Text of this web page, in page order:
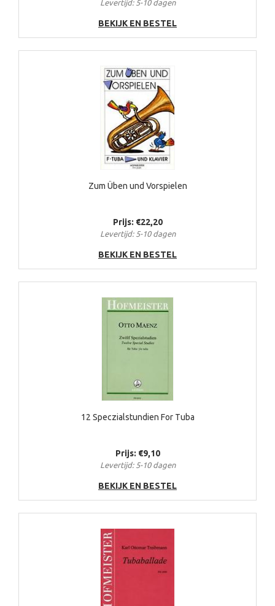
Levertijd: 5-10 dagen
BEKIJK EN BESTEL
Zum Üben und Vorspielen
Prijs: €22,20
Levertijd: 5-10 dagen
BEKIJK EN BESTEL
12 Speczialstundien For Tuba
Prijs: €9,10
Levertijd: 5-10 dagen
BEKIJK EN BESTEL